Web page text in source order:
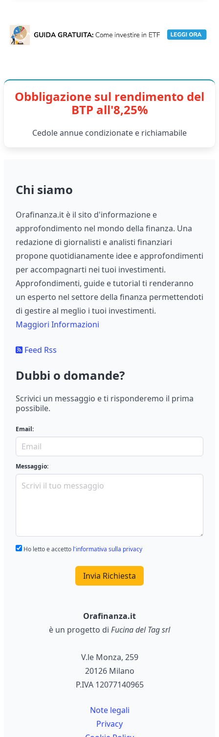
Obbligazione sul rendimento del
BTP all'8,25%
Cedole annue condizionate e richiamabile
Chi siamo
Orafinanza.it è il sito d'informazione e
approfondimento nel mondo della finanza. Una
redazione di giornalisti e analisti finanziari
propone quotidianamente idee e approfondimenti
per accompagnarti nei tuoi investimenti.
Approfondimenti, guide e tutorial ti renderanno
un esperto nel settore della finanza permettendoti
di gestire al meglio i tuoi investimenti.
Maggiori Informazioni
Feed Rss
Dubbi o domande?
Scrivici un messaggio e ti risponderemo il prima
possibile.
Email:
Messaggio:
Ho letto e accetto l'informativa sulla privacy
Invia Richiesta
Orafinanza.it
è un progetto di Fucina del Tag srl
V.le Monza, 259
20126 Milano
P.IVA 12077140965
Note legali
Privacy